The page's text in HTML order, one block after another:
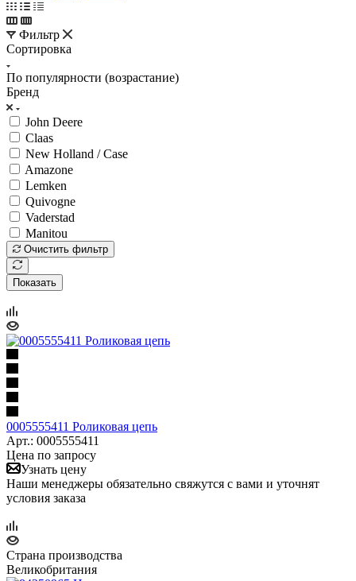
Фильтр
Сортировка
По популярности (возрастание)
Бренд
John Deere
Claas
New Holland / Case
Amazone
Lemken
Quivogne
Vaderstad
Manitou
Очистить фильтр
Показать
0005555411 Роликовая цепь
Арт.: 0005555411
Цена по запросу
Узнать цену
Наши менеджеры обязательно свяжутся с вами и уточнят
условия заказа
Страна производства
Великобритания